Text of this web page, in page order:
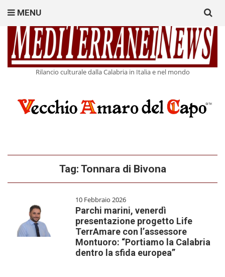
Rilancio culturale dalla Calabria in Italia e nel mondo
MENU
for:
Tag: Tonnara di Bivona
10 Febbraio 2026
Parchi marini, venerdì
presentazione progetto Life
TerrAmare con l’assessore
Montuoro: “Portiamo la Calabria
dentro la sfida europea”